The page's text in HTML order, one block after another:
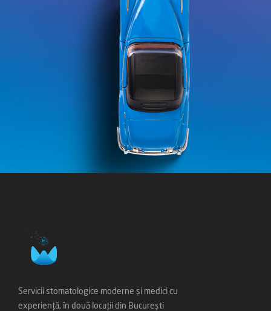
Servicii stomatologice moderne și medici cu
experiență, în două locații din București